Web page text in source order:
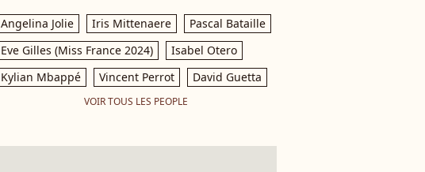
Angelina Jolie Iris Mittenaere
Pascal Bataille
Eve Gilles (Miss France 2024)
Isabel Otero
Kylian Mbappé
Vincent Perrot David Guetta
VOIR TOUS LES PEOPLE